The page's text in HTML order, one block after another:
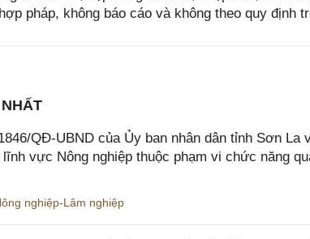
pháp, không báo cáo và không theo quy định
QĐ-UBND của Ủy ban nhân dân tỉnh Sơn
lĩnh vực Nông nghiệp thuộc phạm vi chức năng
nghiệp-Lâm nghiệp